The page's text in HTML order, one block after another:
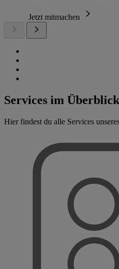
Jetzt mitmachen
Services im Überblick
Hier findest du alle Services